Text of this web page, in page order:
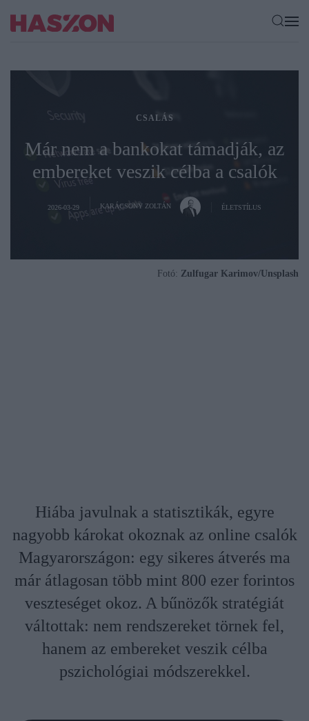
CSALÁS
Már nem a bankokat támadják, az
embereket veszik célba a csalók
2026-03-29 KARÁCSONY ZOLTÁN ÉLETSTÍLUS
Fotó: Zulfugar Karimov/Unsplash
Hiába javulnak a statisztikák, egyre
nagyobb károkat okoznak az online csalók
Magyarországon: egy sikeres átverés ma
már átlagosan több mint 800 ezer forintos
veszteséget okoz. A bűnözők stratégiát
váltottak: nem rendszereket törnek fel,
hanem az embereket veszik célba
pszichológiai módszerekkel.